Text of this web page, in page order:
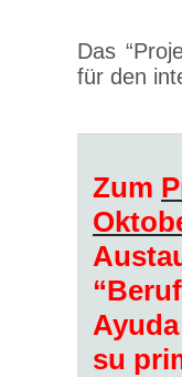
Das
für den
Zum
su